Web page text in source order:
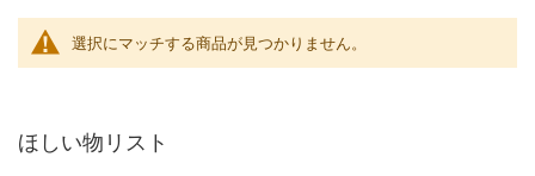
選択にマッチする商品が見つかりません。
ほしい物リスト